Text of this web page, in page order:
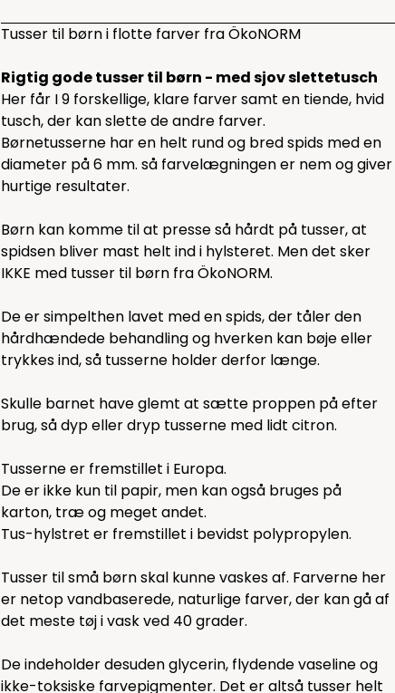
Tusser til børn i flotte farver fra ÖkoNORM
Rigtig gode tusser til børn - med sjov slettetusch
Her får I 9 forskellige, klare farver samt en tiende, hvid
tusch, der kan slette de andre farver.
Børnetusserne har en helt rund og bred spids med en
diameter på 6 mm. så farvelægningen er nem og giver
hurtige resultater.
Børn kan komme til at presse så hårdt på tusser, at
spidsen bliver mast helt ind i hylsteret. Men det sker
IKKE med tusser til børn fra ÖkoNORM.
De er simpelthen lavet med en spids, der tåler den
hårdhændede behandling og hverken kan bøje eller
trykkes ind, så tusserne holder derfor længe.
Skulle barnet have glemt at sætte proppen på efter
brug, så dyp eller dryp tusserne med lidt citron.
Tusserne er fremstillet i Europa.
De er ikke kun til papir, men kan også bruges på
karton, træ og meget andet.
Tus-hylstret er fremstillet i bevidst polypropylen.
Tusser til små børn skal kunne vaskes af. Farverne her
er netop vandbaserede, naturlige farver, der kan gå af
det meste tøj i vask ved 40 grader.
De indeholder desuden glycerin, flydende vaseline og
ikke-toksiske farvepigmenter. Det er altså tusser helt